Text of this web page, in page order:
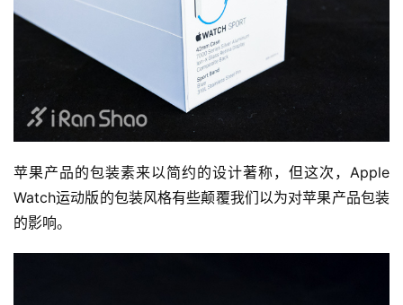
苹果产品的包装素来以简约的设计著称，但这次，Apple
Watch运动版的包装风格有些颠覆我们以为对苹果产品包装
的影响。